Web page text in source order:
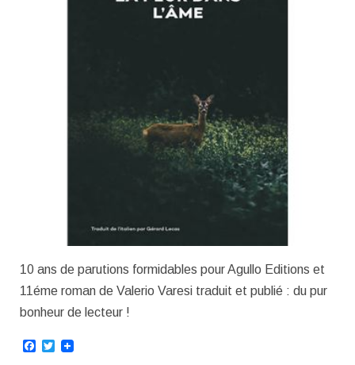
10 ans de parutions formidables pour Agullo Editions et
11éme roman de Valerio Varesi traduit et publié : du pur
bonheur de lecteur !
Facebook
Twitter